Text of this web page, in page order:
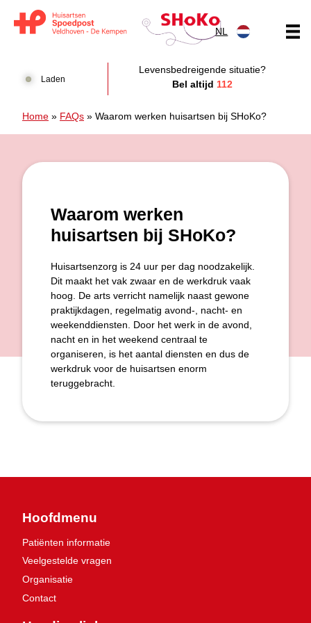
NL
Laden
Levensbedreigende situatie?
Bel altijd 112
Home » FAQs » Waarom werken huisartsen bij SHoKo?
Waarom werken
huisartsen bij SHoKo?
Huisartsenzorg is 24 uur per dag noodzakelijk.
Dit maakt het vak zwaar en de werkdruk vaak
hoog. De arts verricht namelijk naast gewone
praktijkdagen, regelmatig avond-, nacht- en
weekenddiensten. Door het werk in de avond,
nacht en in het weekend centraal te
organiseren, is het aantal diensten en dus de
werkdruk voor de huisartsen enorm
teruggebracht.
Hoofdmenu
Patiënten informatie
Veelgestelde vragen
Organisatie
Contact